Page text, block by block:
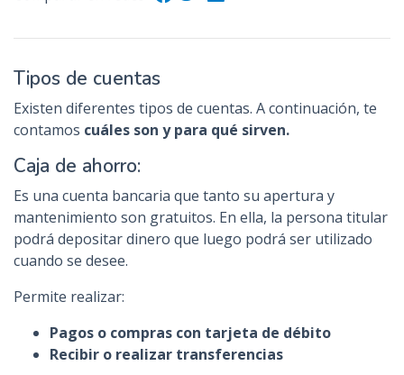
Tipos de cuentas
Existen diferentes tipos de cuentas. A continuación, te
contamos cuáles son y para qué sirven.
Caja de ahorro:
Es una cuenta bancaria que tanto su apertura y
mantenimiento son gratuitos. En ella, la persona titular
podrá depositar dinero que luego podrá ser utilizado
cuando se desee.
Permite realizar:
Pagos o compras con tarjeta de débito
Recibir o realizar transferencias